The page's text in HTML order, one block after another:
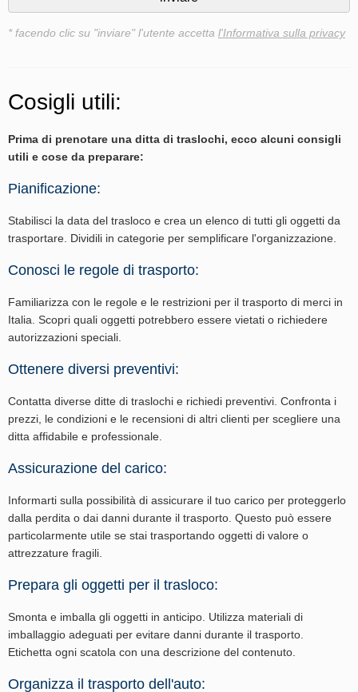
* facendo clic su "inviare" l'utente accetta l'Informativa sulla privacy
Cosigli utili:
Prima di prenotare una ditta di traslochi, ecco alcuni consigli
utili e cose da preparare:
Pianificazione:
Stabilisci la data del trasloco e crea un elenco di tutti gli oggetti da
trasportare. Dividili in categorie per semplificare l'organizzazione.
Conosci le regole di trasporto:
Familiarizza con le regole e le restrizioni per il trasporto di merci in
Italia. Scopri quali oggetti potrebbero essere vietati o richiedere
autorizzazioni speciali.
Ottenere diversi preventivi:
Contatta diverse ditte di traslochi e richiedi preventivi. Confronta i
prezzi, le condizioni e le recensioni di altri clienti per scegliere una
ditta affidabile e professionale.
Assicurazione del carico:
Informarti sulla possibilità di assicurare il tuo carico per proteggerlo
dalla perdita o dai danni durante il trasporto. Questo può essere
particolarmente utile se stai trasportando oggetti di valore o
attrezzature fragili.
Prepara gli oggetti per il trasloco:
Smonta e imballa gli oggetti in anticipo. Utilizza materiali di
imballaggio adeguati per evitare danni durante il trasporto.
Etichetta ogni scatola con una descrizione del contenuto.
Organizza il trasporto dell'auto: